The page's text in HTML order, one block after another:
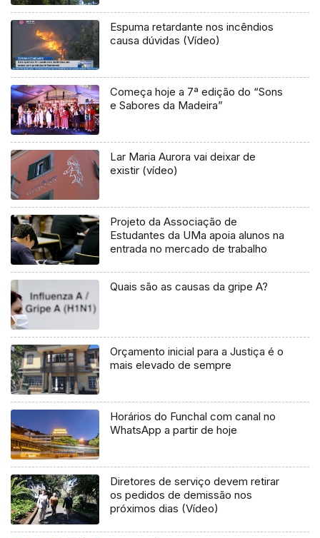
Espuma retardante nos incêndios
causa dúvidas (Vídeo)
Começa hoje a 7ª edição do “Sons
e Sabores da Madeira”
Lar Maria Aurora vai deixar de
existir (vídeo)
Projeto da Associação de
Estudantes da UMa apoia alunos na
entrada no mercado de trabalho
Quais são as causas da gripe A?
Orçamento inicial para a Justiça é o
mais elevado de sempre
Horários do Funchal com canal no
WhatsApp a partir de hoje
Diretores de serviço devem retirar
os pedidos de demissão nos
próximos dias (Vídeo)